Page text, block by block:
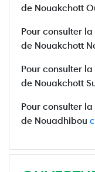
de Nouakchott
Pour consulter
de Nouakchott
Pour consulter
de Nouakchott
Pour consulter
de Nouadhibou